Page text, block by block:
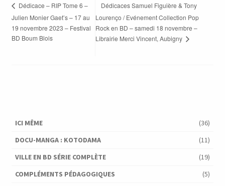
Dédicace – RIP Tome 6 –
Julien Monier Gaet’s – 17 au
19 novembre 2023 – Festival
BD Boum Blois
Dédicaces Samuel Figuière & Tony
Lourenço / Evénement Collection Pop
Rock en BD – samedi 18 novembre –
Librairie Merci Vincent, Aubigny
ICI MÊME
(36)
DOCU-MANGA : KOTODAMA
(11)
VILLE EN BD SÉRIE COMPLÈTE
(19)
COMPLÉMENTS PÉDAGOGIQUES
(5)